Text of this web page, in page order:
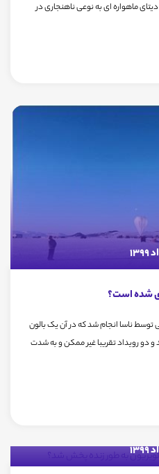
ماهواره ای به نوعی ناهنجاری در
شده است؟
میلادی پژوهشی توسط ناسا انجام شد که در آن یک بالون
دو رویداد تقریبا غیر ممکن و به شدت